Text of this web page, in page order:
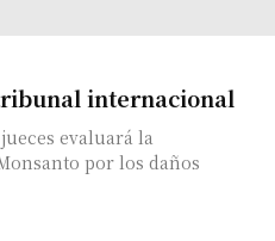
internacional
evaluará la
por los daños